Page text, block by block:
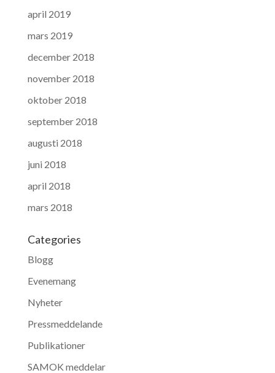
april 2019
mars 2019
december 2018
november 2018
oktober 2018
september 2018
augusti 2018
juni 2018
april 2018
mars 2018
Categories
Blogg
Evenemang
Nyheter
Pressmeddelande
Publikationer
SAMOK meddelar